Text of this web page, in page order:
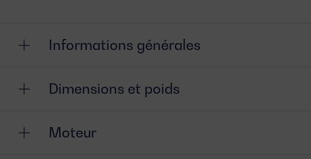
Informations générales
Dimensions et poids
Moteur